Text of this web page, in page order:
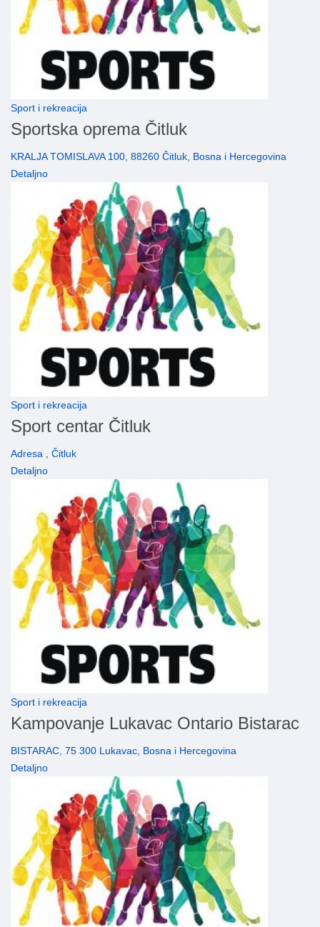
Sport i rekreacija
Sportska oprema Čitluk
KRALJA TOMISLAVA 100, 88260 Čitluk, Bosna i Hercegovina
Detaljno
Sport i rekreacija
Sport centar Čitluk
Adresa , Čitluk
Detaljno
Sport i rekreacija
Kampovanje Lukavac Ontario Bistarac
BISTARAC, 75 300 Lukavac, Bosna i Hercegovina
Detaljno